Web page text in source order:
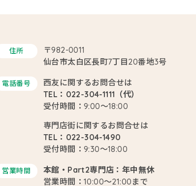
住所
〒982-0011
仙台市太白区長町7丁目20番地3号
電話番号
西友に関するお問合せは
TEL：022-304-1111（代）
受付時間：9:00～18:00
専門店街に関するお問合せは
TEL：022-304-1490
受付時間：9:30～18:00
営業時間
本館・Part2専門店：年中無休
営業時間：10:00～21:00まで